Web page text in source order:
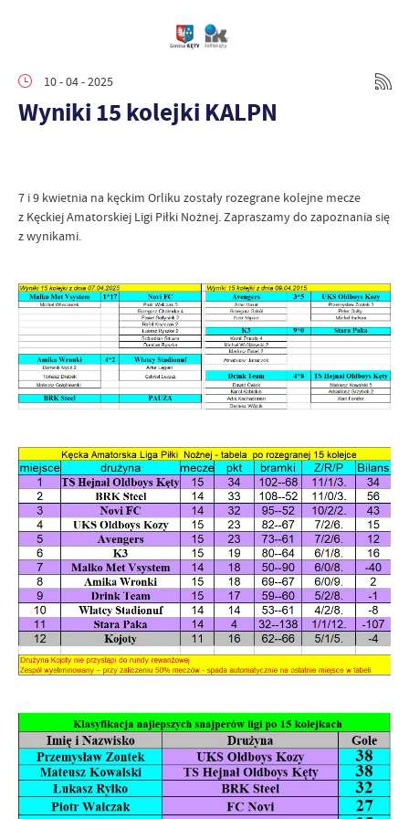
10 - 04 - 2025
Wyniki 15 kolejki KALPN
7 i 9 kwietnia na kęckim Orliku zostały rozegrane kolejne mecze
z Kęckiej Amatorskiej Ligi Piłki Nożnej. Zapraszamy do zapoznania się
z wynikami.